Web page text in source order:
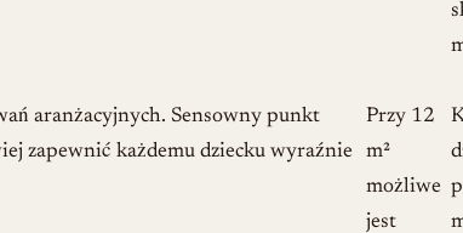
aranżacyjnych. Sensowny punkt
zapewnić każdemu dziecku wyraźnie
Przy 12
m²
możliwe
jest